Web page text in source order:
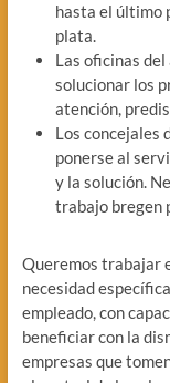
hasta el último
plata.
Las oficinas
solucionar los
atención,
Los concejales
ponerse al
y la solución.
trabajo bregen
Queremos trabajar
necesidad
empleado, con
beneficiar con la
empresas que